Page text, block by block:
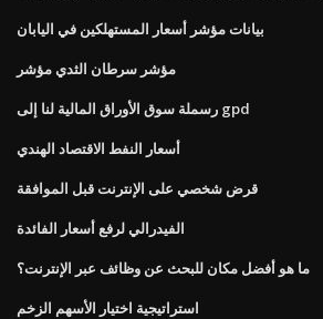
بيانات مؤشر أسعار المستهلكين في اليابان
مؤشر سرطان الثدي مؤشر
رسملة سوق الأوراق المالية لنا إلى gpd
أسعار النفط الاقتصاد الهندي
قرض شخصي على الإنترنت قبل الموافقة
الفيدرالي لرفع أسعار الفائدة
ما هو أفضل مكان للبحث عن وظائف عبر الإنترنت؟
استراتيجية اختيار الأسهم الزخم